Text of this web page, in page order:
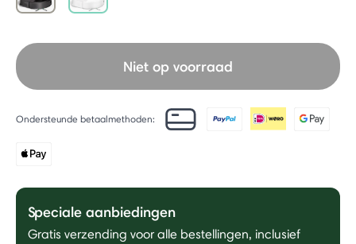
Niet op voorraad
Ondersteunde betaalmethoden:
Speciale aanbiedingen
Gratis verzending voor alle bestellingen, inclusief